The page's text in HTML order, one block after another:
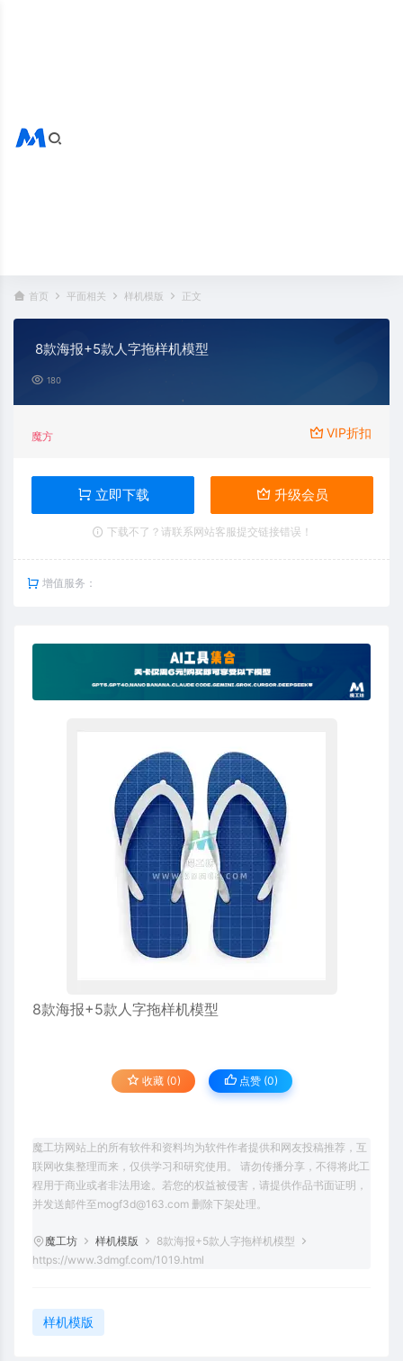
首页 平面相关 样机模版 正文
8款海报+5款人字拖样机模型
180
魔方 VIP折扣
立即下载 升级会员
下载不了？请联系网站客服提交链接错误！
增值服务：
8款海报+5款人字拖样机模型
收藏 (0) 点赞 (0)
魔工坊网站上的所有软件和资料均为软件作者提供和网友投稿推荐，互
联网收集整理而来，仅供学习和研究使用。 请勿传播分享，不得将此工
程用于商业或者非法用途。若您的权益被侵害，请提供作品书面证明，
并发送邮件至mogf3d@163.com 删除下架处理。
魔工坊 样机模版
8款海报+5款人字拖样机模型
https://www.3dmgf.com/1019.html
样机模版